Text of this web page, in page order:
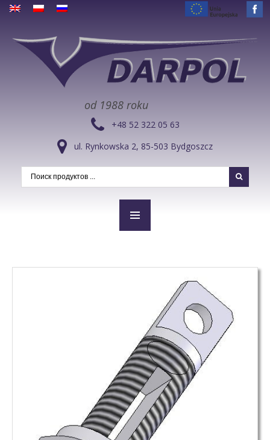
od 1988 roku
+48 52 322 05 63
ul. Rynkowska 2, 85-503 Bydgoszcz